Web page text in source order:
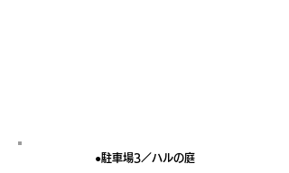
●駐車場3／ハルの庭